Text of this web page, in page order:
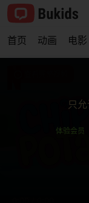
首页 动画 电影
只
体验会员